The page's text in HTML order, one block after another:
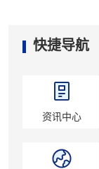
快捷导航
资讯中心